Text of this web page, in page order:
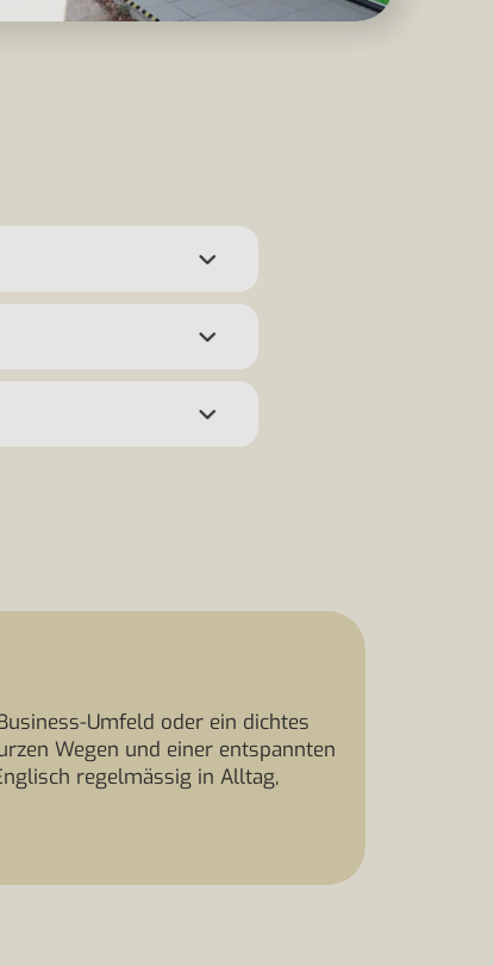
Umfeld oder ein dichtes
Wegen und einer entspannten
regelmässig in Alltag,